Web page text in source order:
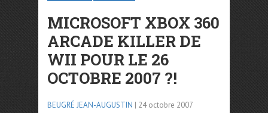
MICROSOFT XBOX 360
ARCADE KILLER DE
WII POUR LE 26
OCTOBRE 2007 ?!
BEUGRÉ JEAN-AUGUSTIN | 24 octobre 2007